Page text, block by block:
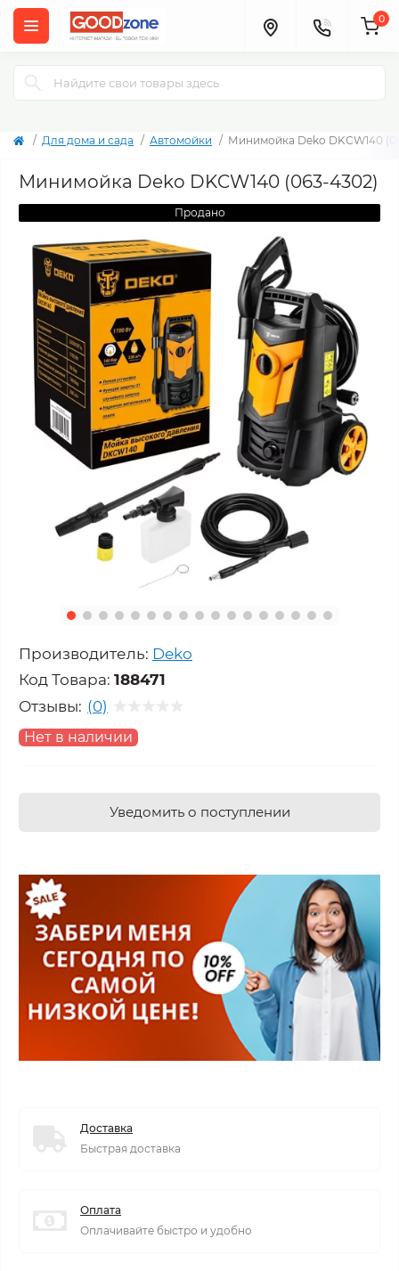
0
Для дома и сада Автомойки Минимойка Deko DKCW140
Минимойка Deko DKCW140 (063-4302)
Продано
Производитель: Deko
Код Товара: 188471
Отзывы: (0)
Нет в наличии
Уведомить о поступлении
Доставка
Быстрая доставка
Оплата
Оплачивайте быстро и удобно